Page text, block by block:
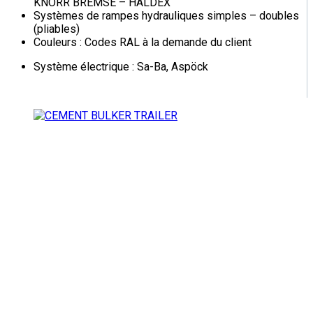
Systèmes de rampes hydrauliques simples – doubles
(pliables)
Couleurs : Codes RAL à la demande du client
Système électrique : Sa-Ba, Aspöck